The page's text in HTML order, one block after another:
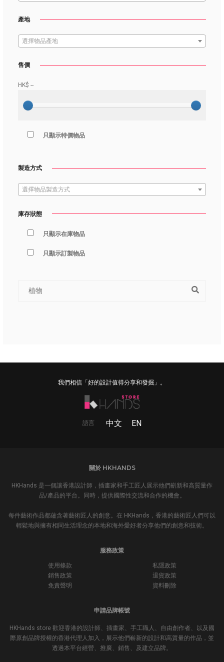
產地
選擇物品產地
售價
HK$ --
只顯示特價物品
製造方式
選擇物品製造方式
庫存狀態
只顯示在庫物品
只顯示訂製物品
我們相信「好的設計值得分享和發掘」。
語言 中文 EN
關於 HKHANDS
HKHands 是一個讓香港設計師，插畫家和手工匠人展示他們嶄新和高質量作
品/產品的平台。同時，提供國際性交流和合作的機會。
每件藝術作品都蘊含著藝術匠人的創意。在 HKHands，香港的藝術匠人們可以
輕鬆地與擁有相同生活理念的本地和海外愛好者分享他們的創意和技術。
服務政策
使用條款
私隱政策
銷售政策
退貨政策
免責聲明
資料刪除
申請品牌帳號
HKHands store 歡迎香港的設計師、插畫家、手工職人、自由創作者、以及國
際原創品牌授權的香港代理人加入，展示他們嶄新的設計和高質量的作品，並
透過本平台經營、推廣、銷售、及建立品牌。